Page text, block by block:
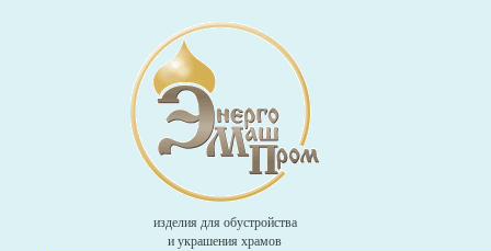
изделия для обустройства
и украшения храмов